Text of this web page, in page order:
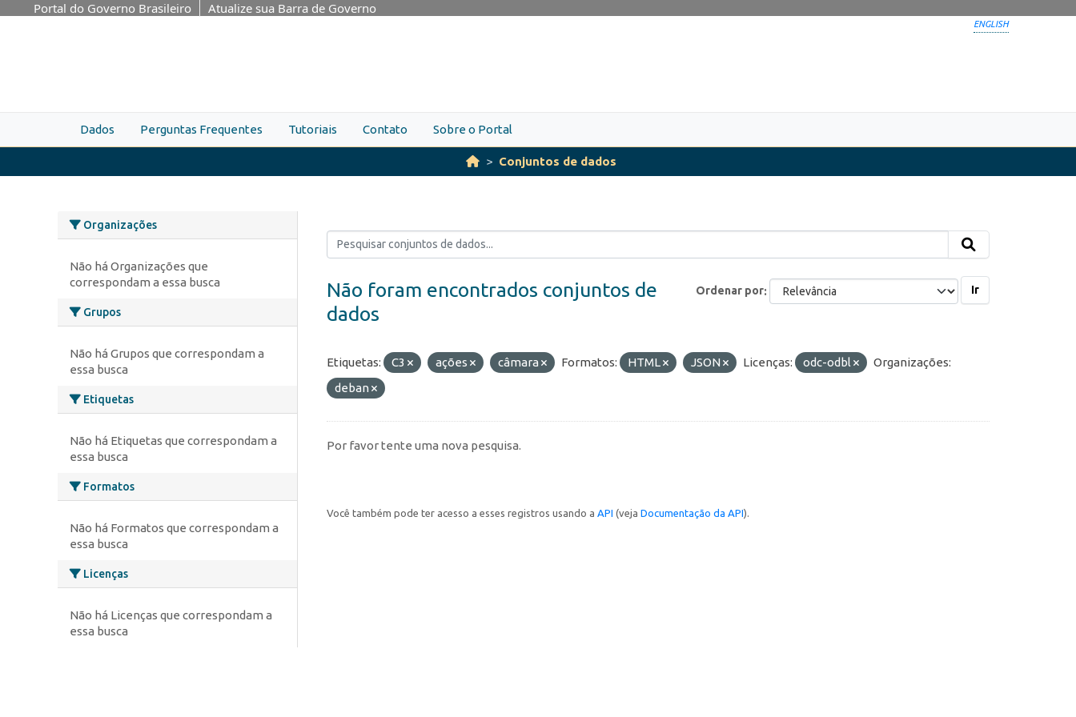
Skip to main content
Portal do Governo Brasileiro Atualize sua Barra de Governo
ENGLISH
Dados Perguntas Frequentes Tutoriais Contato Sobre o Portal
Conjuntos de dados
Organizações
Não há Organizações que
correspondam a essa busca
Grupos
Não há Grupos que correspondam a
essa busca
Etiquetas
Não há Etiquetas que correspondam a
essa busca
Formatos
Não há Formatos que correspondam a
essa busca
Licenças
Não há Licenças que correspondam a
essa busca
Ordenar por Ir
Não foram encontrados conjuntos de
dados
Etiquetas: C3 ações câmara Formatos: HTML JSON Licenças: odc-odbl
Organizações:
deban
Por favor tente uma nova pesquisa.
Você também pode ter acesso a esses registros usando a API (veja Documentação da API).